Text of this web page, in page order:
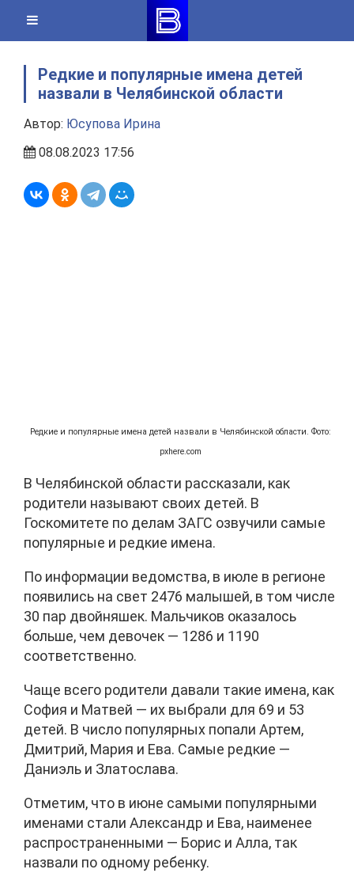
content
Редкие и популярные имена детей
назвали в Челябинской области
Автор: Юсупова Ирина
08.08.2023 17:56
Редкие и популярные имена детей назвали в Челябинской области. Фото:
pxhere.com
В Челябинской области рассказали, как
родители называют своих детей. В
Госкомитете по делам ЗАГС озвучили самые
популярные и редкие имена.
По информации ведомства, в июле в регионе
появились на свет 2476 малышей, в том числе
30 пар двойняшек. Мальчиков оказалось
больше, чем девочек — 1286 и 1190
соответственно.
Чаще всего родители давали такие имена, как
София и Матвей — их выбрали для 69 и 53
детей. В число популярных попали Артем,
Дмитрий, Мария и Ева. Самые редкие —
Даниэль и Златослава.
Отметим, что в июне самыми популярными
именами стали Александр и Ева, наименее
распространенными — Борис и Алла, так
назвали по одному ребенку.